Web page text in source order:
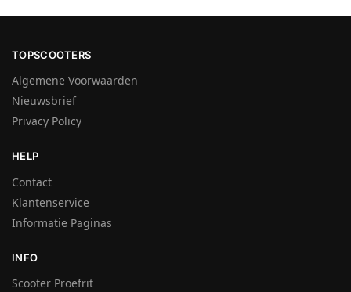
TOPSCOOTERS
Algemene Voorwaarden
Nieuwsbrief
Privacy Policy
HELP
Contact
Klantenservice
Informatie Paginas
INFO
Scooter Proefrit